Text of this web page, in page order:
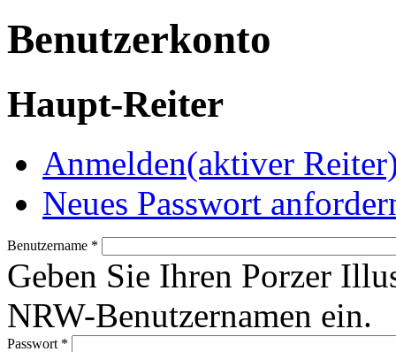
Benutzerkonto
Haupt-Reiter
Anmelden(aktiver
Neues Passwort
Benutzername *
Geben Sie Ihren Porzer
NRW-Benutzernamen ein.
Passwort *